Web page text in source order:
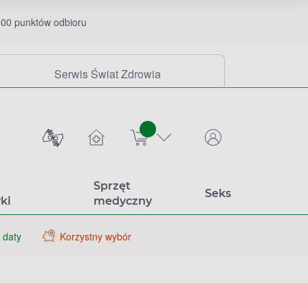
punktów odbioru
Serwis Świat Zdrowia
sztuk
Sprzęt
medyczny
Seks
Korzystny wybór